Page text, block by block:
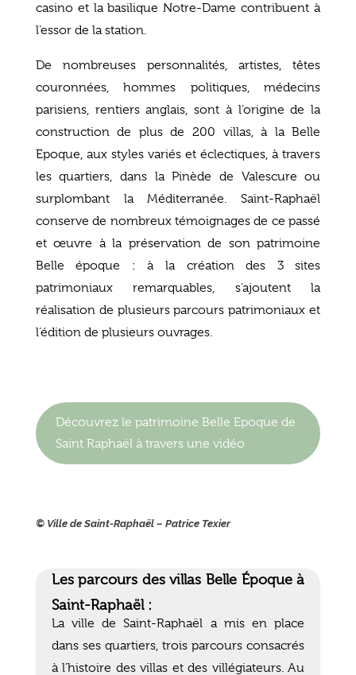
casino et la basilique Notre-Dame contribuent à
l’essor de la station.
De nombreuses personnalités, artistes, têtes
couronnées, hommes politiques, médecins
parisiens, rentiers anglais, sont à l’origine de la
construction de plus de 200 villas, à la Belle
Epoque, aux styles variés et éclectiques, à travers
les quartiers, dans la Pinède de Valescure ou
surplombant la Méditerranée. Saint-Raphaël
conserve de nombreux témoignages de ce passé
et œuvre à la préservation de son patrimoine
Belle époque : à la création des 3 sites
patrimoniaux remarquables, s’ajoutent la
réalisation de plusieurs parcours patrimoniaux et
l’édition de plusieurs ouvrages.
Découvrez le patrimoine Belle Epoque de
Saint Raphaël à travers une vidéo
© Ville de Saint-Raphaël – Patrice Texier
Les parcours des villas Belle Époque à
Saint-Raphaël :
La ville de Saint-Raphaël a mis en place
dans ses quartiers, trois parcours consacrés
à l’histoire des villas et des villégiateurs. Au